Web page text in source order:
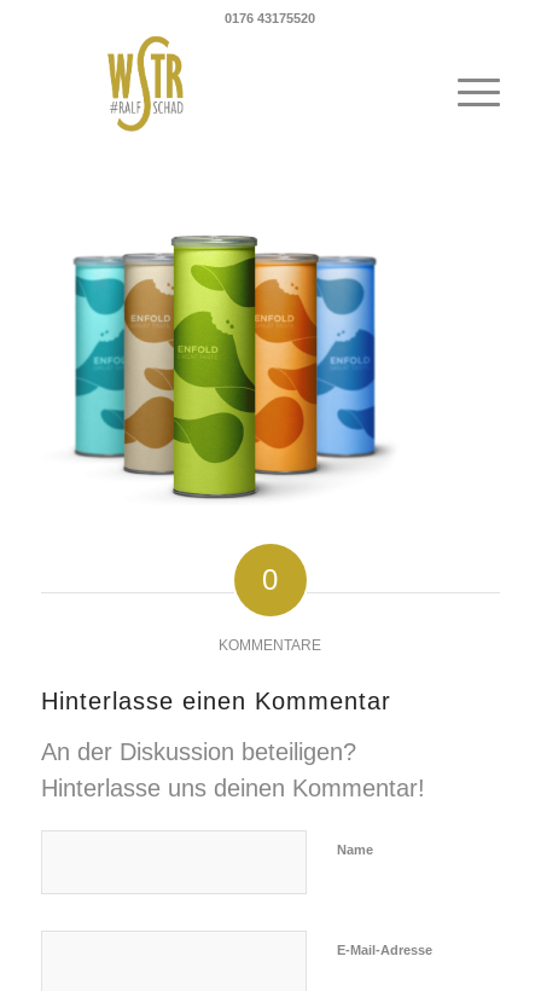
0176 43175520
0
KOMMENTARE
Hinterlasse einen Kommentar
An der Diskussion beteiligen?
Hinterlasse uns deinen Kommentar!
Name
E-Mail-Adresse